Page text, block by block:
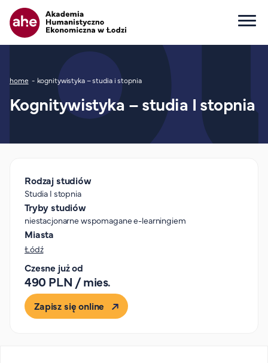
Główna nawigacja
Dla kandydata
Wszystkie kierunki
Studia II stopnia
Studia podyplomowe
Study in English
Wydziały
Opłaty za studia
Dla studenta
Organizacja studiów
Aktualności
Stypendia
Ścieżka nawigacyjna
home kognitywistyka – studia i stopnia
Kognitywistyka – studia I stopnia
Rodzaj studiów
Studia I stopnia
Tryby studiów
niestacjonarne wspomagane e-learningiem
Miasta
Łódź
Czesne już od
490 PLN / mies.
Zapisz się online